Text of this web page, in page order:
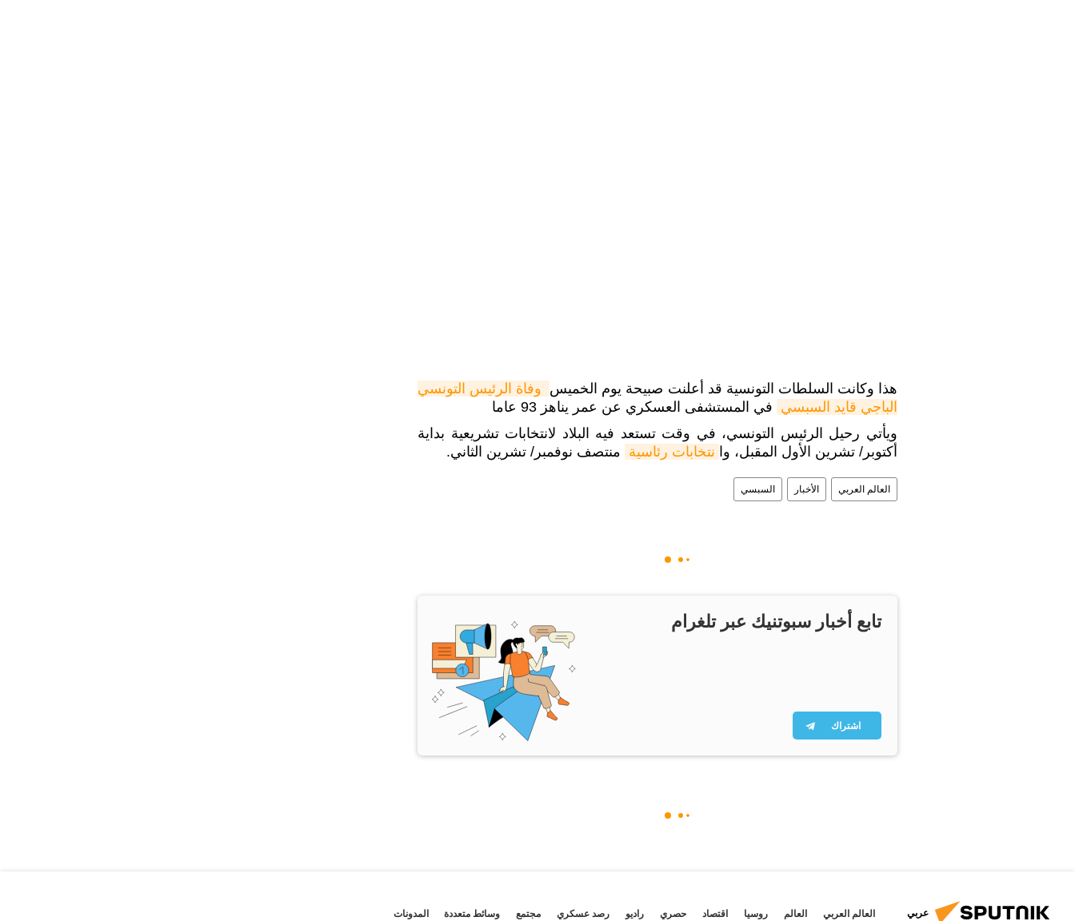
هذا وكانت السلطات التونسية قد أعلنت صبيحة يوم الخميس
الباجي قايد السبسي في المستشفى العسكري عن عمر يناهز 93 عاما
ويأتي رحيل الرئيس التونسي، في وقت تستعد فيه البلاد لانتخابات تشريعية بداية
أكتوبر/ تشرين الأول المقبل، وا نتخابات رئاسية منتصف نوفمبر/ تشرين الثاني.
العالم العربي الأخبار السبسي
تابع أخبار سبوتنيك عبر تلغرام
اشتراك
عربي العالم العربي العالم روسيا اقتصاد حصري راديو رصد عسكري مجتمع وسائط متعددة المدونات